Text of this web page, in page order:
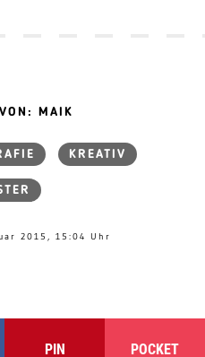
MAIK
KREATIV
2015, 15:04 Uhr
PIN POCKET